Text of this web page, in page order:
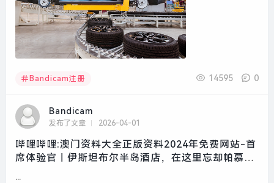
Bandicam注册 14595 0
Bandicam
发布了文章 2026-04-01
哔哩哔哩:澳门资料大全正版资料2024年免费网站-首
席体验官｜伊斯坦布尔半岛酒店，在这里忘却帕慕克
...